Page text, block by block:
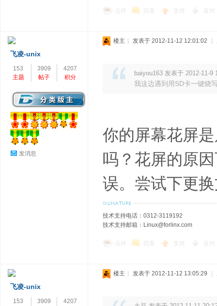
点评 回复 支持 反对
飞凌-unix
153
主题
3909
帖子
4207
积分
发消息
楼主 发表于 2012-11-12 12:01:02
baiyou163 发表于 2012-11-9
我这边遇到用SD卡一键烧
你的屏幕花屏
吗？花屏的原
误。尝试下更
技术支持电话：0312-3119192
技术支持邮箱：Linux@forlinx.com
点评 回复 支持 反对
飞凌-unix
153
3909
4207
楼主 发表于 2012-11-12 13:05:29